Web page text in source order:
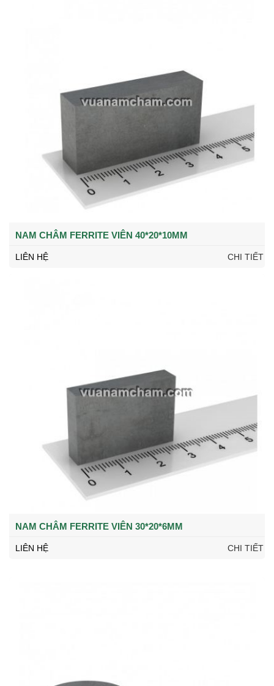
NAM CHÂM FERRITE VIÊN 40*20*10MM
LIÊN HỆ CHI TIẾT
NAM CHÂM FERRITE VIÊN 30*20*6MM
LIÊN HỆ CHI TIẾT